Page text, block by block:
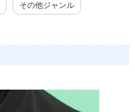
その他ジャンル